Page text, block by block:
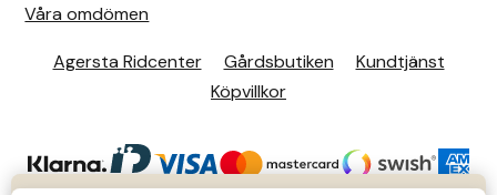
Våra omdömen
Agersta Ridcenter Gårdsbutiken
Kundtjänst
Köpvillkor